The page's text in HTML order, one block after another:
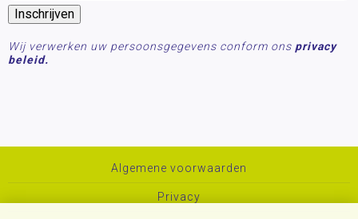
Wij verwerken uw persoonsgegevens conform ons privacy
beleid.
Algemene voorwaarden
Privacy